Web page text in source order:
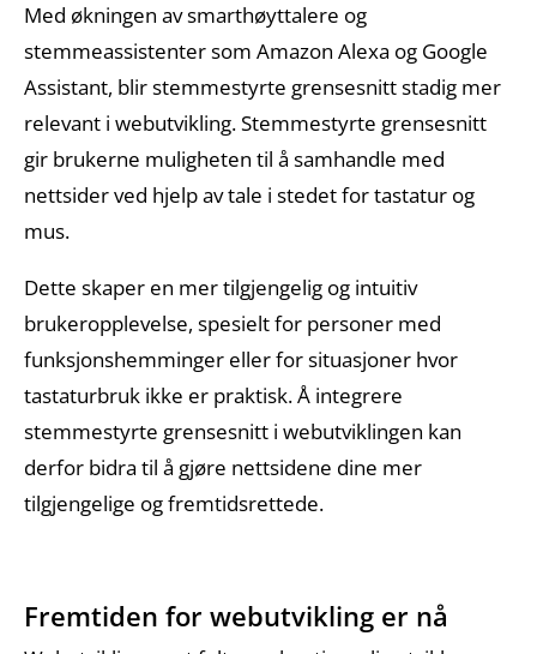
Med økningen av smarthøyttalere og
stemmeassistenter som Amazon Alexa og Google
Assistant, blir stemmestyrte grensesnitt stadig mer
relevant i webutvikling. Stemmestyrte grensesnitt
gir brukerne muligheten til å samhandle med
nettsider ved hjelp av tale i stedet for tastatur og
mus.
Dette skaper en mer tilgjengelig og intuitiv
brukeropplevelse, spesielt for personer med
funksjonshemminger eller for situasjoner hvor
tastaturbruk ikke er praktisk. Å integrere
stemmestyrte grensesnitt i webutviklingen kan
derfor bidra til å gjøre nettsidene dine mer
tilgjengelige og fremtidsrettede.
Fremtiden for webutvikling er nå